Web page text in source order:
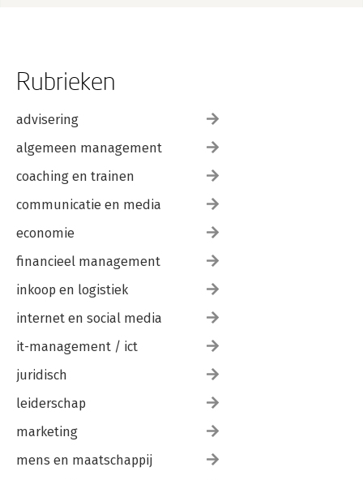
Rubrieken
advisering
algemeen management
coaching en trainen
communicatie en media
economie
financieel management
inkoop en logistiek
internet en social media
it-management / ict
juridisch
leiderschap
marketing
mens en maatschappij